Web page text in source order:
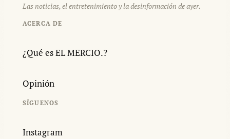
Las noticias, el entretenimiento y la desinformación de ayer.
ACERCA DE
¿Qué es EL MERCIO.?
Opinión
SÍGUENOS
Instagram